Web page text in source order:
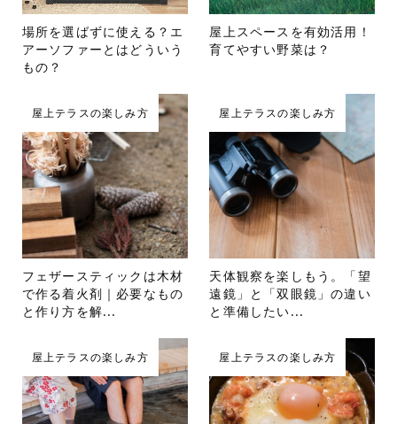
場所を選ばずに使える？エ
アーソファーとはどういう
もの？
屋上スペースを有効活用！
育てやすい野菜は？
屋上テラスの楽しみ方
フェザースティックは木材
で作る着火剤｜必要なもの
と作り方を解...
屋上テラスの楽しみ方
天体観察を楽しもう。「望
遠鏡」と「双眼鏡」の違い
と準備したい...
屋上テラスの楽しみ方 屋上テラスの楽しみ方